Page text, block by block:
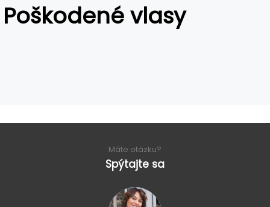
Poškodené vlasy
Máte otázku?
Spýtajte sa